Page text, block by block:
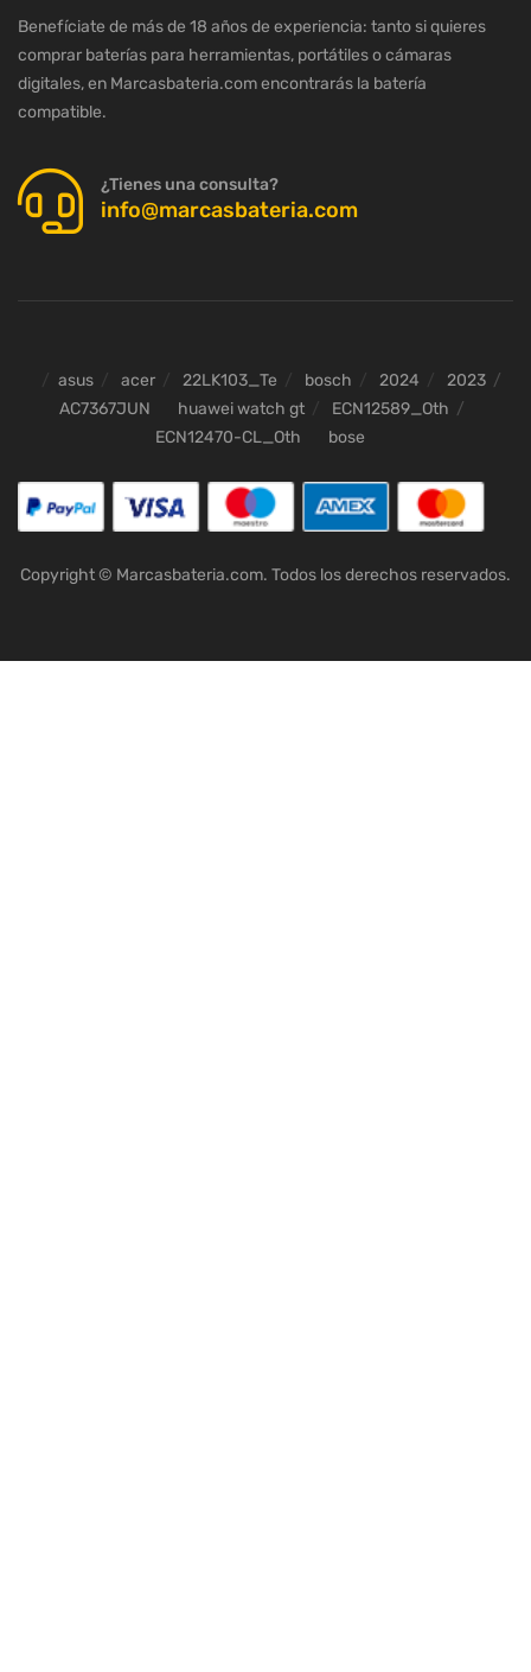
Benefíciate de más de 18 años de experiencia: tanto si quieres
comprar baterías para herramientas, portátiles o cámaras
digitales, en Marcasbateria.com encontrarás la batería
compatible.
¿Tienes una consulta?
info@marcasbateria.com
asus acer 22LK103_Te bosch 2024
2023
AC7367JUN
huawei watch gt
ECN12589_Oth
ECN12470-CL_Oth
bose
Copyright © Marcasbateria.com. Todos los derechos reservados.